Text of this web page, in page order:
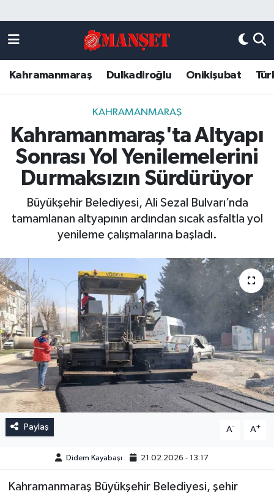
Kahramanmaraş Dulkadiroğlu Onikişubat
KAHRAMANMARAŞ
Kahramanmaraş'ta Altyapı
Sonrası Yol Yenilemelerini
Durmaksızın Sürdürüyor
Büyükşehir Belediyesi, Ali Sezal Bulvarı’nda
tamamlanan altyapının ardından sıcak asfaltla yol
yenileme çalışmalarına başladı.
Paylaş A- A+
Didem Kayabaşı 21.02.2026 - 13:17
Kahramanmaraş Büyükşehir Belediyesi, şehir
DULKADİROĞLU
KAHRAMANMARAŞ
ONİKİŞUBAT
ÖZEL HABER
Künye
Kahramanmaraş Nöbetçi Eczaneler
Kahramanmaraş Hava Durumu
Kahramanmaraş Trafik Yoğunluk Haritası
Süper Lig Puan Durumu ve Fikstür
Tüm Manşetler
Son Dakika Haberleri
Haber Arşivi